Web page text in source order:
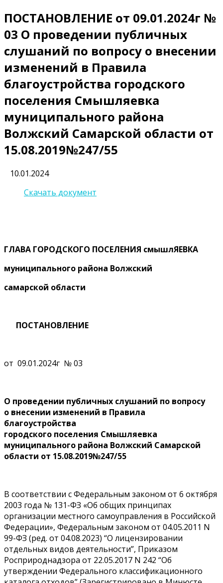
ПОСТАНОВЛЕНИЕ от 09.01.2024г №
03 О проведении публичных
слушаний по вопросу о внесении
изменений в Правила
благоустройства городского
поселения Смышляевка
муниципального района
Волжский Самарской области от
15.08.2019№247/55
10.01.2024
Скачать документ
ГЛАВА ГОРОДСКОГО ПОСЕЛЕНИЯ смышлЯЕВКА
муниципального района Волжский
самарской области
ПОСТАНОВЛЕНИЕ
от 09.01.2024г № 03
О проведении публичных слушаний по вопросу
о внесении изменений в Правила
благоустройства
городского поселения Смышляевка
муниципального района Волжский Самарской
области от 15.08.2019№247/55
В соответствии с Федеральным законом от 6 октября
2003 года № 131-ФЗ «Об общих принципах
организации местного самоуправления в Российской
Федерации», Федеральным законом от 04.05.2011 N
99-ФЗ (ред. от 04.08.2023) “О лицензировании
отдельных видов деятельности”, Приказом
Росприроднадзора от 22.05.2017 N 242 “Об
утверждении Федерального классификационного